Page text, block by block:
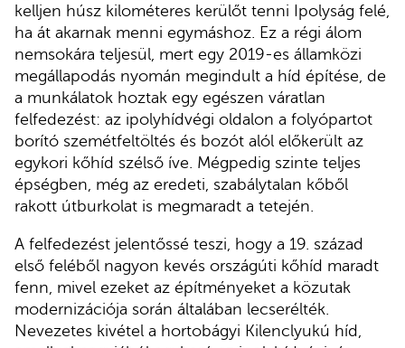
kelljen húsz kilométeres kerülőt tenni Ipolyság felé,
ha át akarnak menni egymáshoz. Ez a régi álom
nemsokára teljesül, mert egy 2019-es államközi
megállapodás nyomán megindult a híd építése, de
a munkálatok hoztak egy egészen váratlan
felfedezést: az ipolyhídvégi oldalon a folyópartot
borító szemétfeltöltés és bozót alól előkerült az
egykori kőhíd szélső íve. Mégpedig szinte teljes
épségben, még az eredeti, szabálytalan kőből
rakott útburkolat is megmaradt a tetején.
A felfedezést jelentőssé teszi, hogy a 19. század
első feléből nagyon kevés országúti kőhíd maradt
fenn, mivel ezeket az építményeket a közutak
modernizációja során általában lecserélték.
Nevezetes kivétel a hortobágyi Kilenclyukú híd,